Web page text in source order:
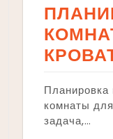
комнаты
задача,…